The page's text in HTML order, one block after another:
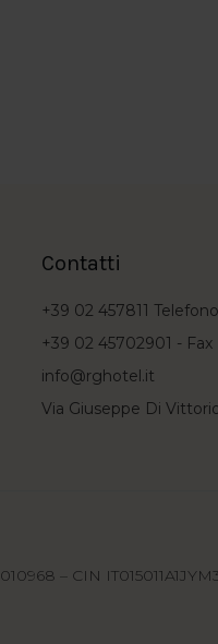
Contatti
+39 02 457811Telefono
+39 02 45702901 - Fax
info@rghotel.it
Via Giuseppe Di
– CIN